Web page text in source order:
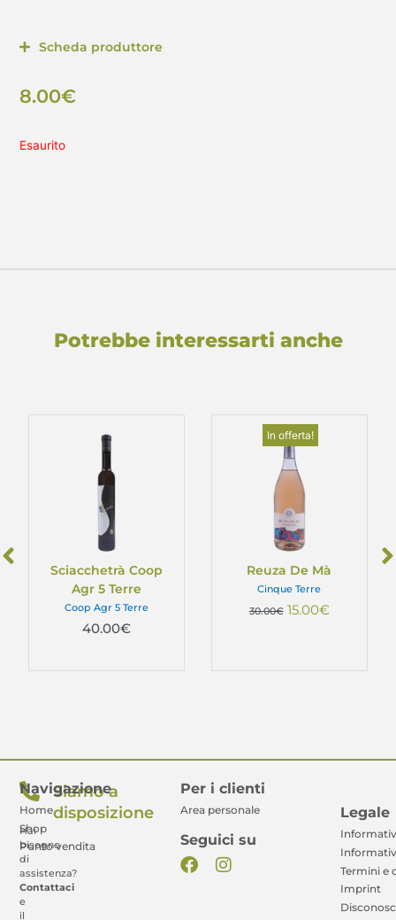
Scheda produttore
8.00€
Esaurito
Potrebbe interessarti anche
Sciacchetrà Coop
Agr 5 Terre
40.00€
Coop Agr 5 Terre
In offerta!
Reuza De Mà
30.00€ 15.00€
Cinque Terre
Siamo a
disposizione
Hai
bisogno
di
assistenza?
Contattaci
e
il
Navigazione
Home
Shop
Punto vendita
Per i clienti
Area personale
Seguici su
Legale
Termini e
Imprint